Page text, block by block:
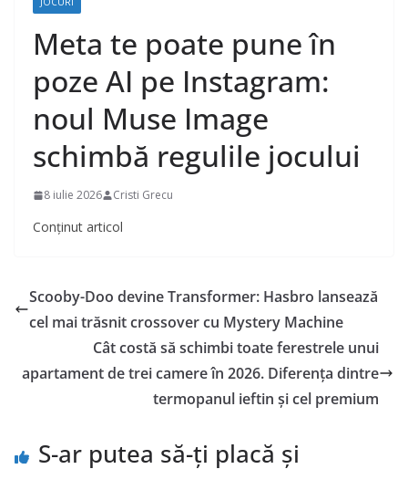
Meta te poate pune în
poze AI pe Instagram:
noul Muse Image
schimbă regulile jocului
8 iulie 2026 Cristi Grecu
Conținut articol
Scooby-Doo devine Transformer: Hasbro lansează
cel mai trăsnit crossover cu Mystery Machine
Cât costă să schimbi toate ferestrele unui
apartament de trei camere în 2026. Diferența dintre
termopanul ieftin și cel premium
S-ar putea să-ți placă și